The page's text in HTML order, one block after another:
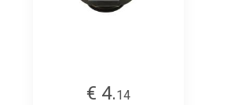
€ 4.14